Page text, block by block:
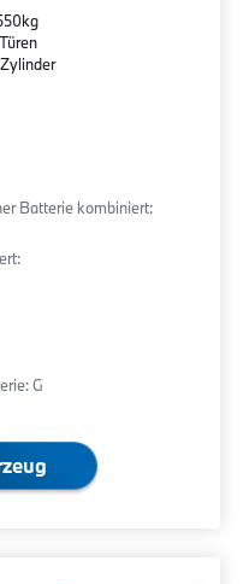
Batterie kombiniert:
G